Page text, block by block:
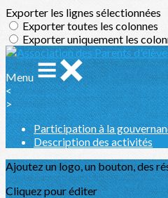
Exporter les lignes sélectionnées
Exporter toutes les colonnes
Exporter uniquement les
Menu
<
>
Participation à la
Description des activités
Ajoutez un logo, un bouton, des
Cliquez pour éditer